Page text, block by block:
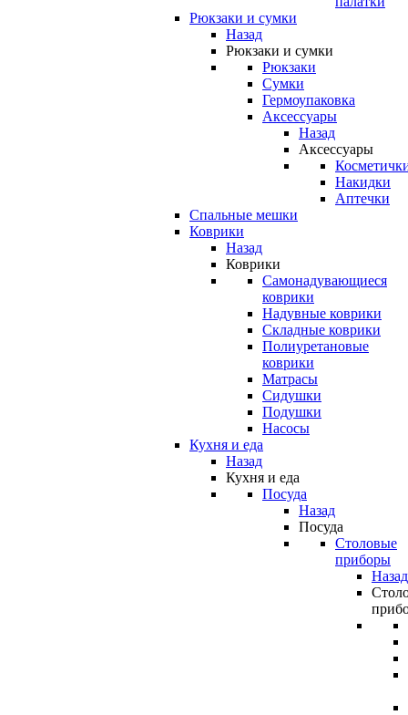
Рюкзаки и сумки
Назад
Рюкзаки и сумки
Рюкзаки
Сумки
Гермоупаковка
Аксессуары
Назад
Аксессуары
Накидки
Аптечки
Спальные мешки
Коврики
Назад
Коврики
Самонадувающиеся
коврики
Надувные коврики
Складные коврики
Полиуретановые
коврики
Матрасы
Сидушки
Подушки
Насосы
Кухня и еда
Назад
Кухня и еда
Посуда
Назад
Посуда
Столовые
приборы
Назад